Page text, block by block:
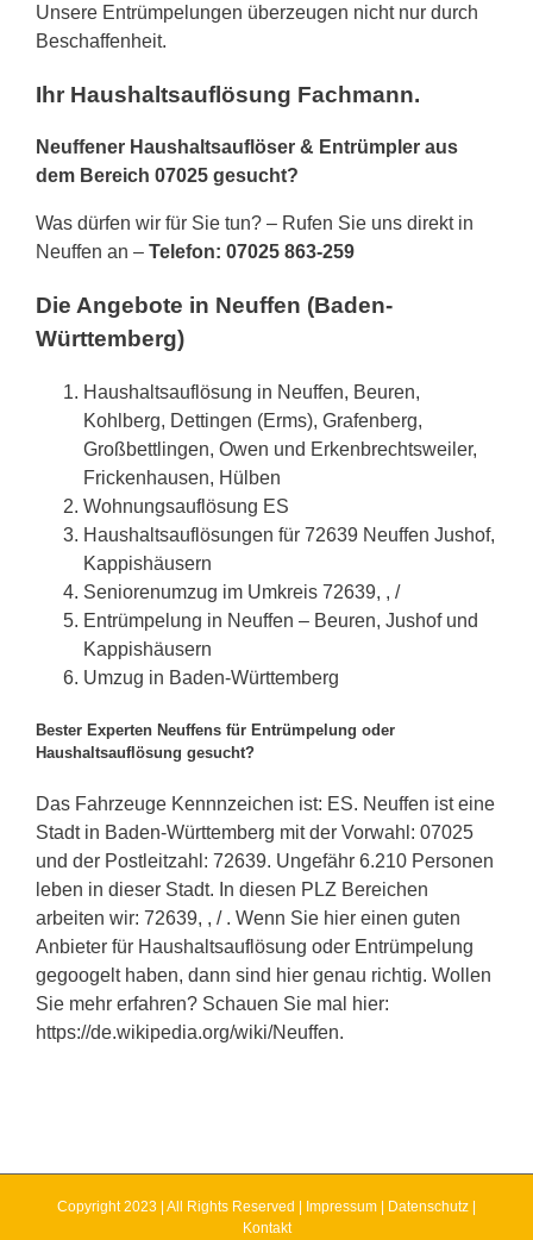
Unsere Entrümpelungen überzeugen nicht nur durch
Beschaffenheit.
Ihr Haushaltsauflösung Fachmann.
Neuffener Haushaltsauflöser & Entrümpler aus
dem Bereich 07025 gesucht?
Was dürfen wir für Sie tun? – Rufen Sie uns direkt in
Neuffen an – Telefon: 07025 863-259
Die Angebote in Neuffen (Baden-
Württemberg)
Haushaltsauflösung in Neuffen, Beuren,
Kohlberg, Dettingen (Erms), Grafenberg,
Großbettlingen, Owen und Erkenbrechtsweiler,
Frickenhausen, Hülben
Wohnungsauflösung ES
Haushaltsauflösungen für 72639 Neuffen Jushof,
Kappishäusern
Seniorenumzug im Umkreis 72639, , /
Entrümpelung in Neuffen – Beuren, Jushof und
Kappishäusern
Umzug in Baden-Württemberg
Bester Experten Neuffens für Entrümpelung oder
Haushaltsauflösung gesucht?
Das Fahrzeuge Kennnzeichen ist: ES. Neuffen ist eine
Stadt in Baden-Württemberg mit der Vorwahl: 07025
und der Postleitzahl: 72639. Ungefähr 6.210 Personen
leben in dieser Stadt. In diesen PLZ Bereichen
arbeiten wir: 72639, , / . Wenn Sie hier einen guten
Anbieter für Haushaltsauflösung oder Entrümpelung
gegoogelt haben, dann sind hier genau richtig. Wollen
Sie mehr erfahren? Schauen Sie mal hier:
https://de.wikipedia.org/wiki/Neuffen.
Copyright 2023 | All Rights Reserved | Impressum Datenschutz
Kontakt